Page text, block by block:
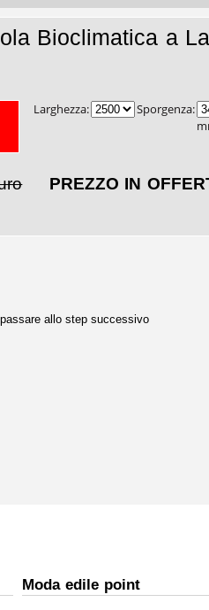
Bioclimatica a
Larghezza:
Sporgenza:
PREZZO IN
Moda edile point